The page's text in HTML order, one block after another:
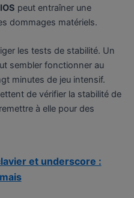
peut entraîner une
dommages matériels.
les tests de stabilité. Un
sembler fonctionner au
minutes de jeu intensif.
de vérifier la stabilité de
à elle pour des
et underscore :